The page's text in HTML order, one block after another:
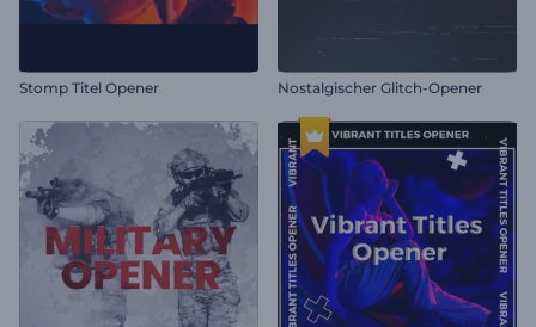
Stomp Titel Opener Nostalgischer Glitch-Opener